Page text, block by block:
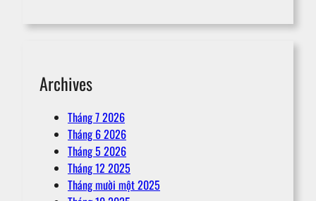
Archives
Tháng 7 2026
Tháng 6 2026
Tháng 5 2026
Tháng 12 2025
Tháng mười một 2025